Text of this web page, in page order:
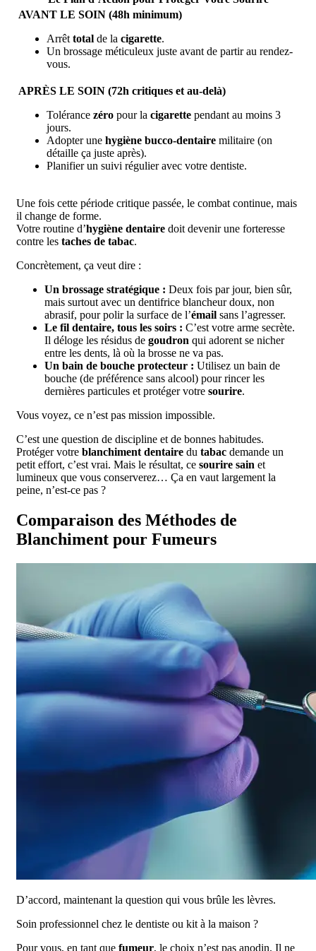
AVANT LE SOIN (48h minimum)
Arrêt total de la cigarette.
Un brossage méticuleux juste avant de partir au rendez-
vous.
APRÈS LE SOIN (72h critiques et au-delà)
Tolérance zéro pour la cigarette pendant au moins 3
jours.
Adopter une hygiène bucco-dentaire militaire (on
détaille ça juste après).
Planifier un suivi régulier avec votre dentiste.
Une fois cette période critique passée, le combat continue, mais
il change de forme.
Votre routine d’hygiène dentaire doit devenir une forteresse
contre les taches de tabac.
Concrètement, ça veut dire :
Un brossage stratégique : Deux fois par jour, bien sûr,
mais surtout avec un dentifrice blancheur doux, non
abrasif, pour polir la surface de l’émail sans l’agresser.
Le fil dentaire, tous les soirs : C’est votre arme secrète.
Il déloge les résidus de goudron qui adorent se nicher
entre les dents, là où la brosse ne va pas.
Un bain de bouche protecteur : Utilisez un bain de
bouche (de préférence sans alcool) pour rincer les
dernières particules et protéger votre sourire.
Vous voyez, ce n’est pas mission impossible.
C’est une question de discipline et de bonnes habitudes.
Protéger votre blanchiment dentaire du tabac demande un
petit effort, c’est vrai. Mais le résultat, ce sourire sain et
lumineux que vous conserverez… Ça en vaut largement la
peine, n’est-ce pas ?
Comparaison des Méthodes de
Blanchiment pour Fumeurs
D’accord, maintenant la question qui vous brûle les lèvres.
Soin professionnel chez le dentiste ou kit à la maison ?
Pour vous, en tant que fumeur, le choix n’est pas anodin. Il ne